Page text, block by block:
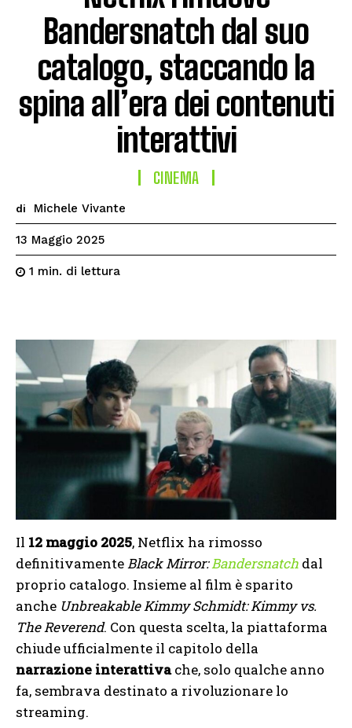
Bandersnatch dal suo
catalogo, staccando la
spina all’era dei contenuti
interattivi
CINEMA
di Michele Vivante
13 Maggio 2025
1 min. di lettura
Il 12 maggio 2025, Netflix ha rimosso
definitivamenteBlack Mirror:Bandersnatch dal
proprio catalogo. Insieme al film è sparito
anche Unbreakable Kimmy Schmidt: Kimmy vs.
The Reverend. Con questa scelta, la piattaforma
chiude ufficialmente il capitolo della
narrazione interattivache, solo qualche anno
fa, sembrava destinato a rivoluzionare lo
streaming.